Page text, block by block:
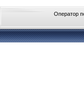
Оператор